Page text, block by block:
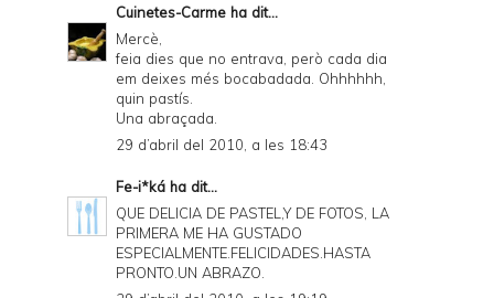
Cuinetes-Carme ha dit...
Mercè,
feia dies que no entrava, però cada dia
em deixes més bocabadada. Ohhhhhh,
quin pastís.
Una abraçada.
29 d’abril del 2010, a les 18:43
Fe-i*ká ha dit...
QUE DELICIA DE PASTEL,Y DE FOTOS, LA
PRIMERA ME HA GUSTADO
ESPECIALMENTE.FELICIDADES.HASTA
PRONTO.UN ABRAZO.